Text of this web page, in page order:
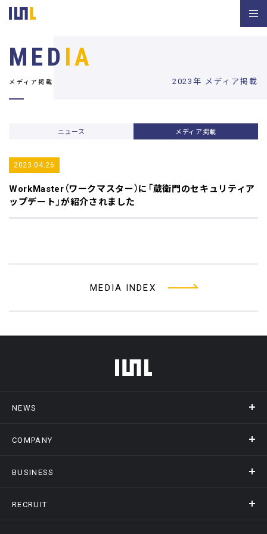
2023年 メディア掲載
MED IA
メディア掲載
ニュース メディア掲載
2023.04.26
WorkMaster（ワークマスター）に「蔵衛門のセキュリティア
ップデート」が紹介されました
MEDIA INDEX
フッターメニュー
NEWS
ニュース
COMPANY
会社概要
BUSINESS
事業情報トップ
RECRUIT